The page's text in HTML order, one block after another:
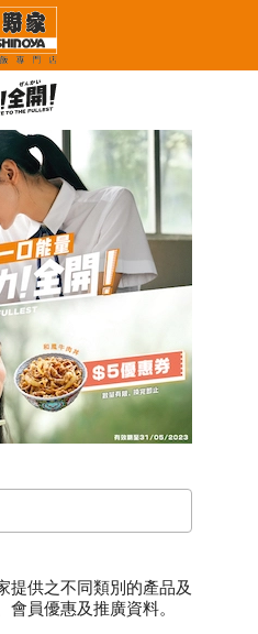
提供之不同類別的產品及
員優惠及推廣資料。